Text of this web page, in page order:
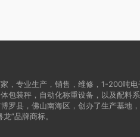
，专业生产，销售，维修，1-200吨
包装秤，自动化称重设备，以及配料
罗县，佛山南海区，创办了生产基地
”品牌商标。